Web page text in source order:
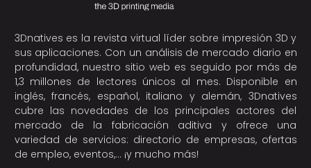
3Dnatives es la revista virtual líder sobre impresión 3D y
sus aplicaciones. Con un análisis de mercado diario en
profundidad, nuestro sitio web es seguido por más de
1,3 millones de lectores únicos al mes. Disponible en
inglés, francés, español, italiano y alemán, 3Dnatives
cubre las novedades de los principales actores del
mercado de la fabricación aditiva y ofrece una
variedad de servicios: directorio de empresas, ofertas
de empleo, eventos,… ¡y mucho más!